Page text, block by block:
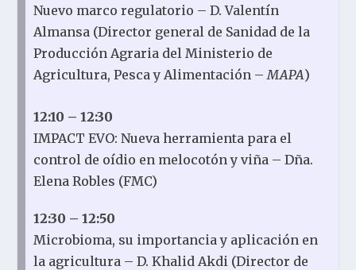
Nuevo marco regulatorio – D. Valentín
Almansa (Director general de Sanidad de la
Producción Agraria del Ministerio de
Agricultura, Pesca y Alimentación –MAPA)
12:10 – 12:30
IMPACT EVO: Nueva herramienta para el
control de oídio en melocotón y viña – Dña.
Elena Robles (FMC)
12:30 – 12:50
Microbioma, su importancia y aplicación en
la agricultura – D. Khalid Akdi (Director de